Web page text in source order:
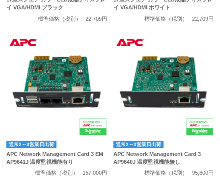
イ VGA/HDMI ブラック
標準価格（税別）
22,709円
イ VGA/HDMI ホワイト
標準価格（税別）
22,709円
通常2～3営業日出荷
APC Network Management Card 3 EM
AP9641J 温度監視機能有り
標準価格（税別）
157,000円
通常2～3営業日出荷
APC Network Management Card 3
AP9640J 温度監視機能無し
標準価格（税別）
95,600円